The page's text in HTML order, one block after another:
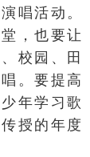
唱活动。
，也要让
校园、田
。要提高
年学习歌
授的年度